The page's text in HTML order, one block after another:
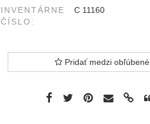
INVENTÁRNE
ČÍSLO:
C 11160
Pridať medzi obľúbené